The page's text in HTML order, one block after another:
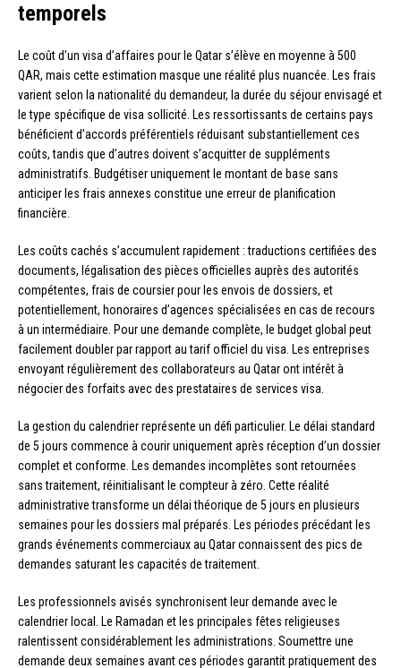
temporels
Le coût d’un visa d’affaires pour le Qatar s’élève en moyenne à 500
QAR, mais cette estimation masque une réalité plus nuancée. Les frais
varient selon la nationalité du demandeur, la durée du séjour envisagé et
le type spécifique de visa sollicité. Les ressortissants de certains pays
bénéficient d’accords préférentiels réduisant substantiellement ces
coûts, tandis que d’autres doivent s’acquitter de suppléments
administratifs. Budgétiser uniquement le montant de base sans
anticiper les frais annexes constitue une erreur de planification
financière.
Les coûts cachés s’accumulent rapidement : traductions certifiées des
documents, légalisation des pièces officielles auprès des autorités
compétentes, frais de coursier pour les envois de dossiers, et
potentiellement, honoraires d’agences spécialisées en cas de recours
à un intermédiaire. Pour une demande complète, le budget global peut
facilement doubler par rapport au tarif officiel du visa. Les entreprises
envoyant régulièrement des collaborateurs au Qatar ont intérêt à
négocier des forfaits avec des prestataires de services visa.
La gestion du calendrier représente un défi particulier. Le délai standard
de 5 jours commence à courir uniquement après réception d’un dossier
complet et conforme. Les demandes incomplètes sont retournées
sans traitement, réinitialisant le compteur à zéro. Cette réalité
administrative transforme un délai théorique de 5 jours en plusieurs
semaines pour les dossiers mal préparés. Les périodes précédant les
grands événements commerciaux au Qatar connaissent des pics de
demandes saturant les capacités de traitement.
Les professionnels avisés synchronisent leur demande avec le
calendrier local. Le Ramadan et les principales fêtes religieuses
ralentissent considérablement les administrations. Soumettre une
demande deux semaines avant ces périodes garantit pratiquement des